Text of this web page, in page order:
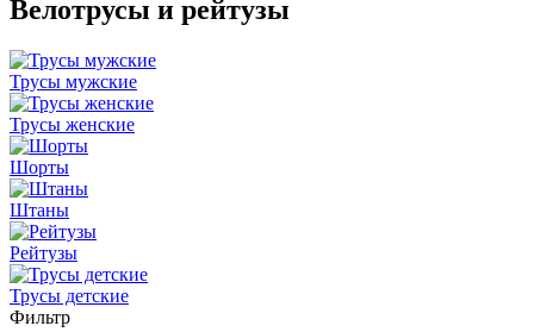
Велотрусы и рейтузы
Трусы мужские
Трусы женские
Шорты
Штаны
Рейтузы
Трусы детские
Фильтр